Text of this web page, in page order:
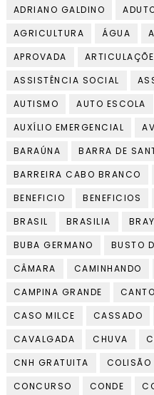
ADRIANO GALDINO
AGRICULTURA
ÁGUA
APROVADA
ASSISTÊNCIA SOCIAL
AUTISMO
AUTO ESCOLA
AUXÍLIO EMERGENCIAL
BARAÚNA
BARRA DE
BARREIRA CABO BRANCO
BENEFICIO
BENEFICIOS
BRASIL
BRASILIA
BUBA GERMANO
BUSTO
CÂMARA
CAMINHANDO
CAMPINA GRANDE
CASO MILCE
CASSADO
CAVALGADA
CHUVA
CNH GRATUITA
COLISÃO
CONCURSO
CONDE